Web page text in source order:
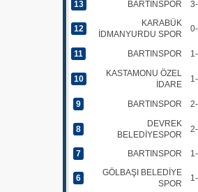
13 BARTINSPOR
12
KARABÜK
İDMANYURDU SPOR
11 BARTINSPOR
10
KASTAMONU ÖZEL
İDARE
9 BARTINSPOR
8
DEVREK
BELEDİYESPOR
7 BARTINSPOR
6
GÖLBAŞI BELEDİYE
SPOR